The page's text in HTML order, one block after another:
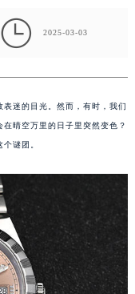
 2025-03-03
迷的目光。然而，有时，我们
晴空万里的日子里突然变色？
谜团。